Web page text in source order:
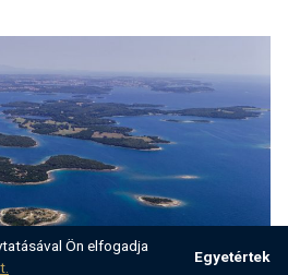
Ön elfogadja
Egyetértek